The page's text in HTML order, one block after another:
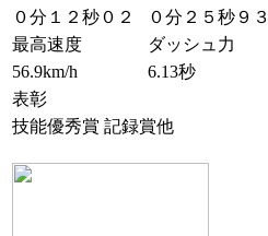
０分１２秒０２
０分２５秒９３
最高速度
ダッシュ力
56.9km/h
6.13秒
表彰
技能優秀賞 記録賞他